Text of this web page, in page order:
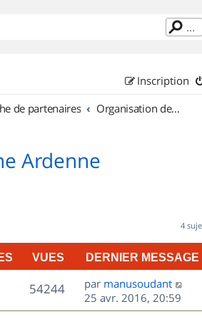
Inscription
de partenaires Organisation de sorties en région Champagne Ardenne
Ardenne
4
VUES DERNIER MESSAGE
54244V
u
D
e
r
par manusoudant
25 avr. 2016, 20:59